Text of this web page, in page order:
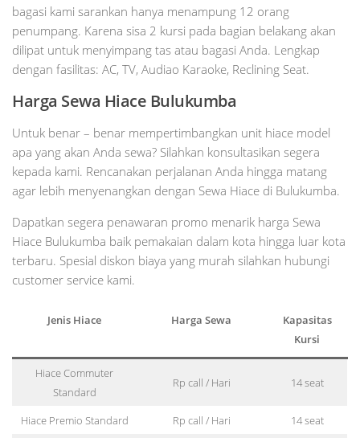
bagasi kami sarankan hanya menampung 12 orang
penumpang. Karena sisa 2 kursi pada bagian belakang akan
dilipat untuk menyimpang tas atau bagasi Anda. Lengkap
dengan fasilitas: AC, TV, Audiao Karaoke, Reclining Seat.
Harga Sewa Hiace Bulukumba
Untuk benar – benar mempertimbangkan unit hiace model
apa yang akan Anda sewa? Silahkan konsultasikan segera
kepada kami. Rencanakan perjalanan Anda hingga matang
agar lebih menyenangkan dengan Sewa Hiace di Bulukumba.
Dapatkan segera penawaran promo menarik harga Sewa
Hiace Bulukumba baik pemakaian dalam kota hingga luar kota
terbaru. Spesial diskon biaya yang murah silahkan hubungi
customer service kami.
Jenis Hiace Harga Sewa
Kapasitas
Kursi
Hiace Commuter
Standard
Rp call / Hari 14 seat
Hiace Premio Standard Rp call / Hari
14 seat